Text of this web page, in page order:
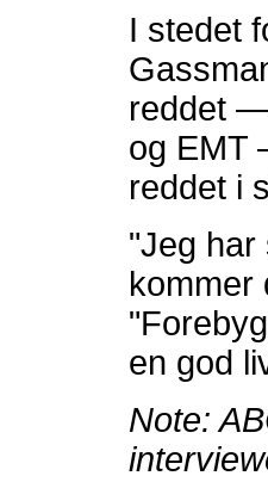
I stedet
reddet
og EMT
reddet i
"Jeg har
kommer
en god
Note: